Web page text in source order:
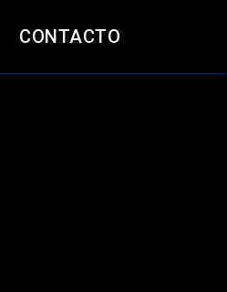
CONTACTO